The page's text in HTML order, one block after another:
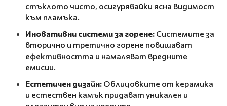
стъклото чисто, осигурявайки ясна видимост
към пламъка.
Иновативни системи за горене: Системите за
вторично и третично горене повишават
ефективността и намаляват вредните
емисии.
Естетичен дизайн: Облицовките от керамика
и естествен камък придават уникален и